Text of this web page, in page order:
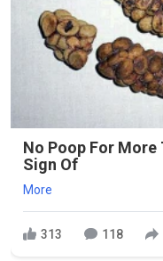
No Poop For More
Sign Of
More
313 118